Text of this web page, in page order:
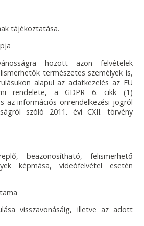
tájékoztatása.
hozott azon felvételek
természetes személyek is,
alapul az adatkezelés az EU
rendelete, a GDPR 6. cikk (1)
az információs önrendelkezési jogról
szóló 2011. évi CXII. törvény
beazonosítható, felismerhető
képmása, videófelvétel esetén
visszavonásáig, illetve az adott